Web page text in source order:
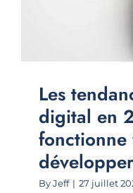
Les
digital en
ByJeff | 27 juillet